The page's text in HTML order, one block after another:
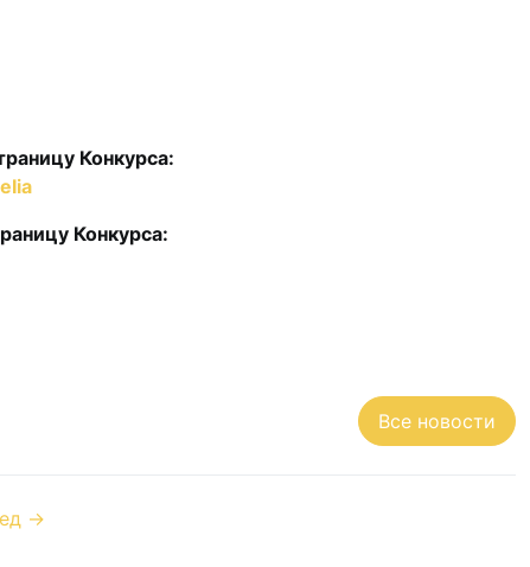
Конкурса:
Конкурса:
Все новости
→